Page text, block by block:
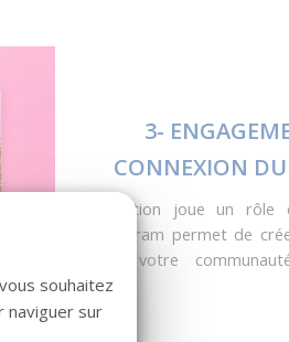
3-
CONNEXION
L’émotion joue un
Instagram permet de
avec votre
authentiques et engageants.
souhaitez
naviguer sur